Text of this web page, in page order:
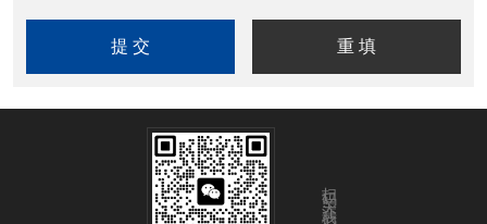
扫码关注我们